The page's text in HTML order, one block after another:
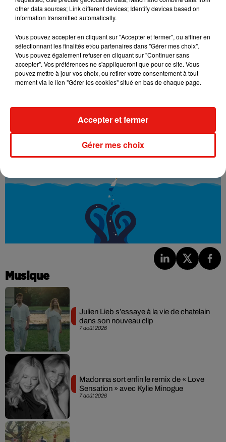
Musique
7 août 2026
Julien Lieb s’essaye à la vie de chatelain
dans son nouveau clip
7 août 2026
Madonna sort enfin le remix de « Love
Sensation » avec Kylie Minogue
other data sources; Link different devices; Identify devices based on
information transmitted automatically.
Vous pouvez accepter en cliquant sur "Accepter et fermer", ou affiner en
sélectionnant les finalités et/ou partenaires dans "Gérer mes choix".
Vous pouvez également refuser en cliquant sur "Continuer sans
accepter". Vos préférences ne s'appliqueront que pour ce site. Vous
pouvez mettre à jour vos choix, ou retirer votre consentement à tout
moment via le lien "Gérer les cookies" situé en bas de chaque page.
Gérer mes choix
Accepter et fermer